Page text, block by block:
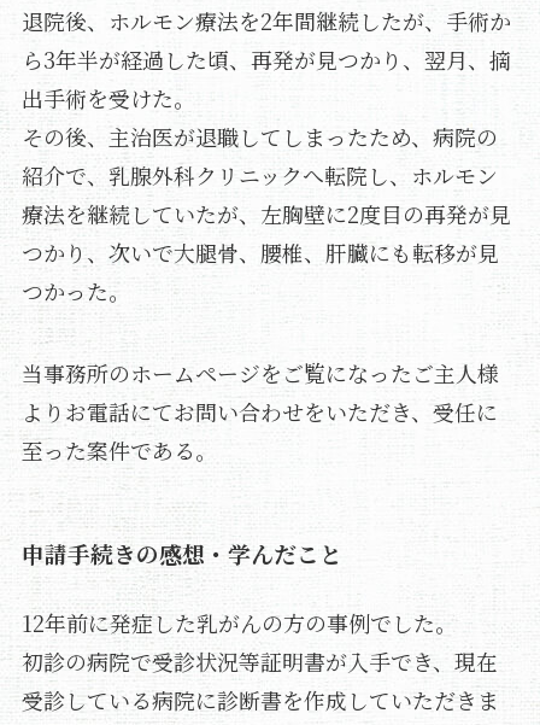
退院後、ホルモン療法を2年間継続したが、手術か
ら3年半が経過した頃、再発が見つかり、翌月、摘
出手術を受けた。
その後、主治医が退職してしまったため、病院の
紹介で、乳腺外科クリニックへ転院し、ホルモン
療法を継続していたが、左胸壁に2度目の再発が見
つかり、次いで大腿骨、腰椎、肝臓にも転移が見
つかった。
当事務所のホームページをご覧になったご主人様
よりお電話にてお問い合わせをいただき、受任に
至った案件である。
申請手続きの感想・学んだこと
12年前に発症した乳がんの方の事例でした。
初診の病院で受診状況等証明書が入手でき、現在
受診している病院に診断書を作成していただきま